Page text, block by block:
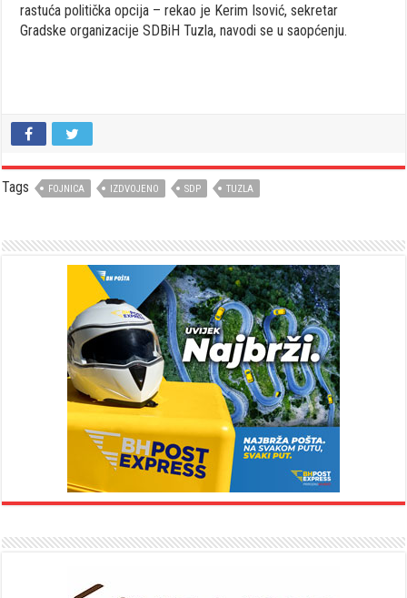
rastuća politička opcija – rekao je Kerim Isović, sekretar
Gradske organizacije SDBiH Tuzla, navodi se u saopćenju.
Tags FOJNICA IZDVOJENO SDP TUZLA